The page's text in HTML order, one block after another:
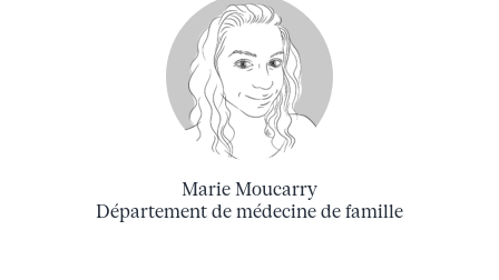
Marie Moucarry
Département de médecine de famille